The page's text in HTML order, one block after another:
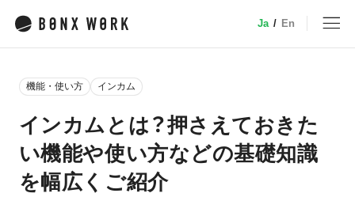
サービス
Ja / En
機能・使い方 インカム
インカムとは？押さえておきた
い機能や使い方などの基礎知識
を幅広くご紹介